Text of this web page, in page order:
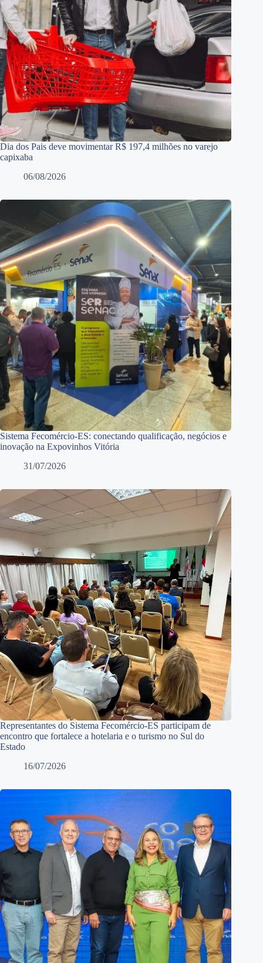
Dia dos Pais deve movimentar R$ 197,4 milhões no varejo
capixaba
06/08/2026
Sistema Fecomércio-ES: conectando qualificação, negócios e
inovação na Expovinhos Vitória
31/07/2026
Representantes do Sistema Fecomércio-ES participam de
encontro que fortalece a hotelaria e o turismo no Sul do
Estado
16/07/2026